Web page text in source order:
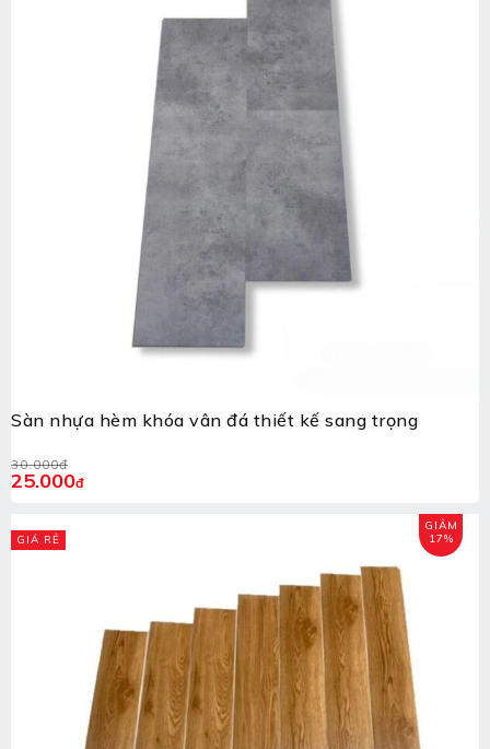
Sàn nhựa hèm khóa vân đá thiết kế sang trọng
30.000đ
25.000đ
GIÁ RẺ
GIẢM
17%